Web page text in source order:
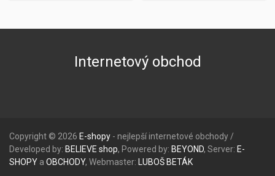
Internetový obchod
Copyright © 2026 E-shopy - nejlepší internetové obchody /
Developed by: BELIEVE shop, Powered by: BEYOND, Server: E-
SHOPY a OBCHODY, Webmaster: LUBOŠ BETÁK